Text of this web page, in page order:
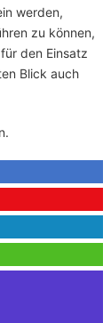
werden,
zu können,
den Einsatz
Blick auch